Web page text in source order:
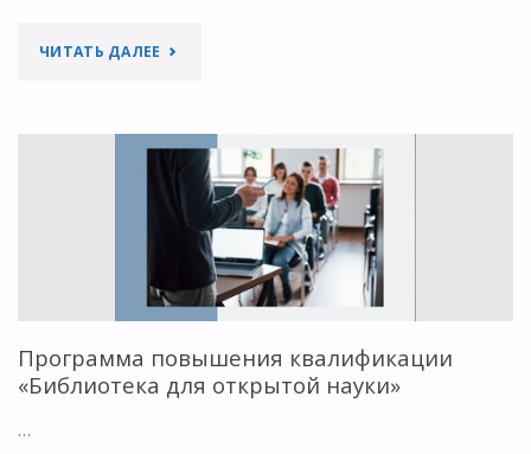
ЧИТАТЬ ДАЛЕЕ "ОТКРЫТОЕ
МАТЕРИАЛЫ
ЛЕКЦИИ
ССЫЛКИ
РЕСУРСЫ
Программа повышения квалификации
«Библиотека для открытой науки»
…